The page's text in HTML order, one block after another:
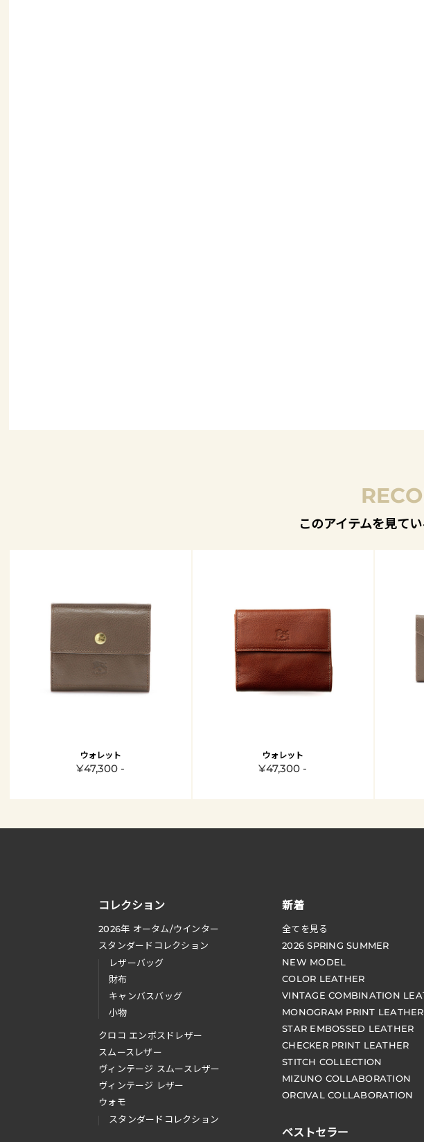
このアイテムを見て
ウォレット
¥47,300 -
ウォレット
¥47,300 -
コレクション
2026年 オータム/ウインター
スタンダードコレクション
レザーバッグ
財布
キャンバスバッグ
小物
クロコ エンボスドレザー
スムースレザー
ヴィンテージ スムースレザー
ヴィンテージ レザー
ウォモ
スタンダードコレクション
新着
全てを見る
2026 SPRING SUMMER
NEW MODEL
COLOR LEATHER
VINTAGE COMBINATION
MONOGRAM PRINT LEATHER
STAR EMBOSSED LEATHER
CHECKER PRINT LEATHER
STITCH COLLECTION
MIZUNO COLLABORATION
ORCIVAL COLLABORATION
ベストセラー